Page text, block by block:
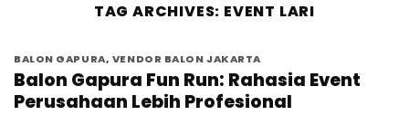
TAG ARCHIVES: EVENT LARI
BALON GAPURA, VENDOR BALON JAKARTA
Balon Gapura Fun Run: Rahasia Event
Perusahaan Lebih Profesional